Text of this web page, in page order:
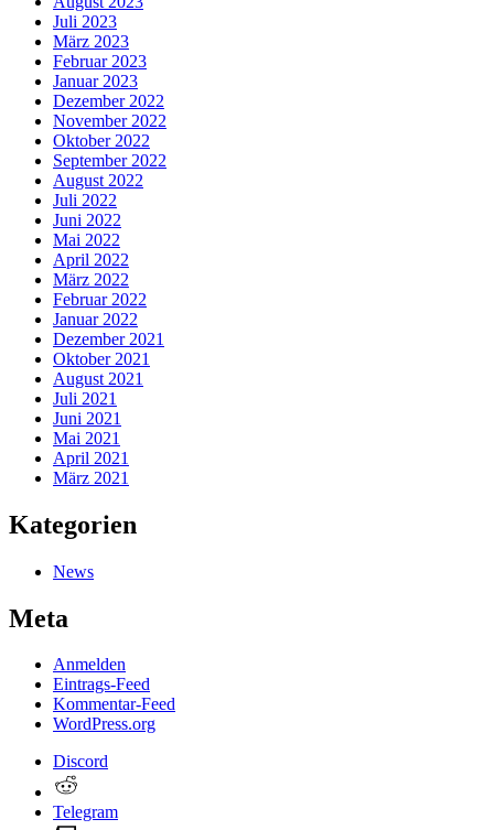
Juli 2023
März 2023
Februar 2023
Januar 2023
Dezember 2022
November 2022
Oktober 2022
September 2022
August 2022
Juli 2022
Juni 2022
Mai 2022
April 2022
März 2022
Februar 2022
Januar 2022
Dezember 2021
Oktober 2021
August 2021
Juli 2021
Juni 2021
Mai 2021
April 2021
März 2021
Kategorien
News
Meta
Anmelden
Eintrags-Feed
Kommentar-Feed
WordPress.org
Discord
Telegram